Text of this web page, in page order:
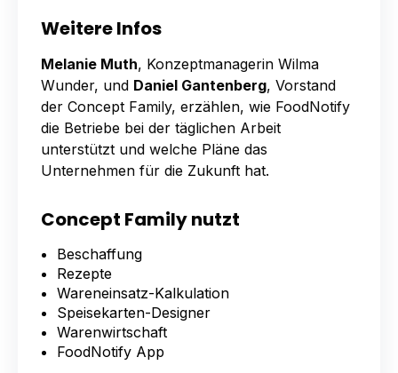
Weitere Infos
Melanie Muth, Konzeptmanagerin Wilma
Wunder, und Daniel Gantenberg, Vorstand
der Concept Family, erzählen, wie FoodNotify
die Betriebe bei der täglichen Arbeit
unterstützt und welche Pläne das
Unternehmen für die Zukunft hat.
Concept Family nutzt
Beschaffung
Rezepte
Wareneinsatz-Kalkulation
Speisekarten-Designer
Warenwirtschaft
FoodNotify App